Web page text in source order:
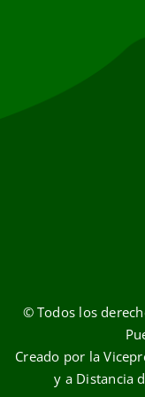
© Todos los
Creado por la
y a Distancia